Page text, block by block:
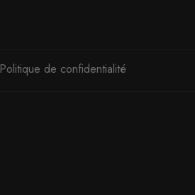
Politique de confidentialité